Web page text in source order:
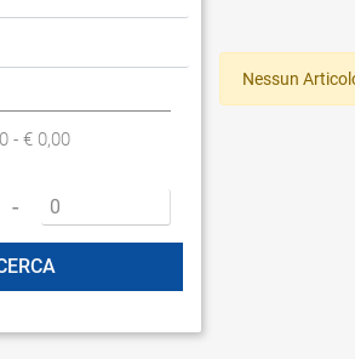
- € 0,00
- Prezzo massimo
Nessun